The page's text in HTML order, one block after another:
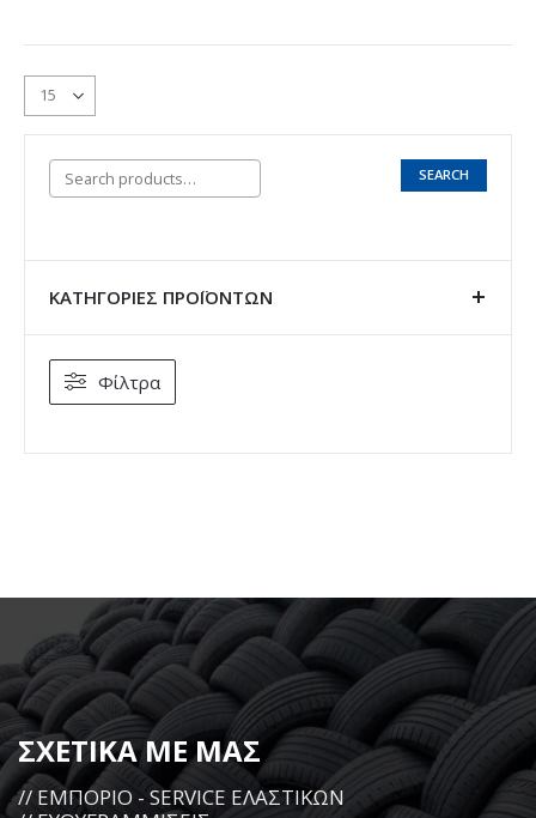
SEARCH
ΚΑΤΗΓΟΡΊΕΣ ΠΡΟΪΌΝΤΩΝ
Φίλτρα
ΣΧΕΤΙΚΑ ΜΕ ΜΑΣ
// ΕΜΠΟΡΙΟ - SERVICE ΕΛΑΣΤΙΚΩΝ